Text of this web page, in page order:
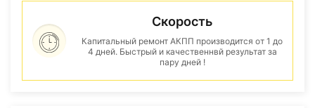
Скорость
Капитальный ремонт АКПП производится от 1 до
4 дней. Быстрый и качественнвй результат за
пару дней !